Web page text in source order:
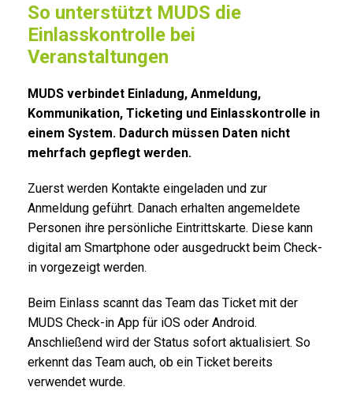
So unterstützt MUDS die
Einlasskontrolle bei
Veranstaltungen
MUDS verbindet Einladung, Anmeldung,
Kommunikation, Ticketing und Einlasskontrolle in
einem System. Dadurch müssen Daten nicht
mehrfach gepflegt werden.
Zuerst werden Kontakte eingeladen und zur
Anmeldung geführt. Danach erhalten angemeldete
Personen ihre persönliche Eintrittskarte. Diese kann
digital am Smartphone oder ausgedruckt beim Check-
in vorgezeigt werden.
Beim Einlass scannt das Team das Ticket mit der
MUDS Check-in App für iOS oder Android.
Anschließend wird der Status sofort aktualisiert. So
erkennt das Team auch, ob ein Ticket bereits
verwendet wurde.